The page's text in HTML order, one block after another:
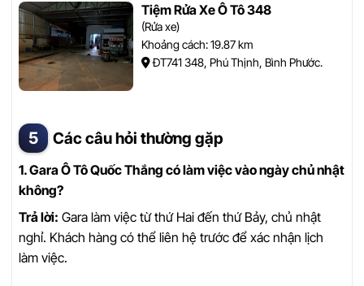
Tiệm Rửa Xe Ô Tô 348
(Rửa xe)
Khoảng cách: 19.87 km
ĐT741 348, Phú Thịnh, Bình Phước.
Các câu hỏi thường gặp
1. Gara Ô Tô Quốc Thắng có làm việc vào ngày chủ nhật
không?
Trả lời: Gara làm việc từ thứ Hai đến thứ Bảy, chủ nhật
nghỉ. Khách hàng có thể liên hệ trước để xác nhận lịch
làm việc.